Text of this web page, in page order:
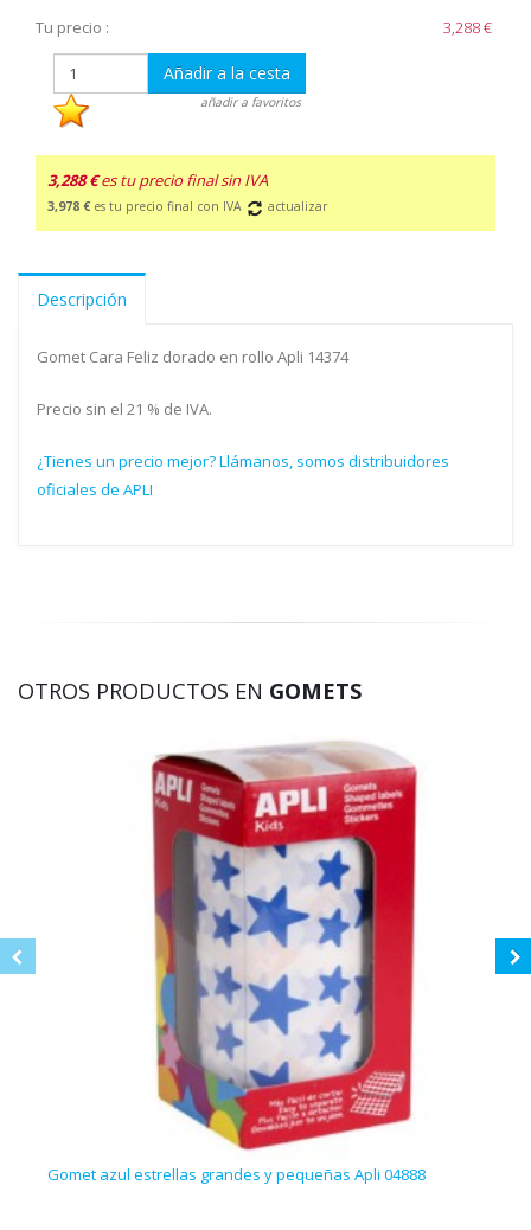
Tu precio : 3,288 €
Añadir a la cesta
añadir a favoritos
3,288 € es tu precio final sin IVA
3,978 € es tu precio final con IVA actualizar
Descripción
Gomet Cara Feliz dorado en rollo Apli 14374
Precio sin el 21 % de IVA.
¿Tienes un precio mejor? Llámanos, somos distribuidores
oficiales de APLI
OTROS PRODUCTOS EN GOMETS
Gomet azul estrellas grandes y pequeñas Apli 04888